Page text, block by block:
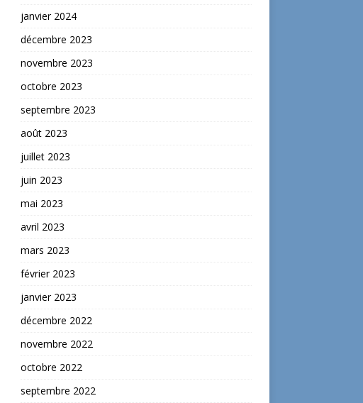
janvier 2024
décembre 2023
novembre 2023
octobre 2023
septembre 2023
août 2023
juillet 2023
juin 2023
mai 2023
avril 2023
mars 2023
février 2023
janvier 2023
décembre 2022
novembre 2022
octobre 2022
septembre 2022